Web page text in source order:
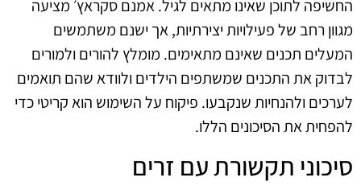
החשיפה לתוכן שאינו מתאים לגיל. אמנם סקראץ׳ מציעה
מגוון רחב של פעילויות יצירתיות, אך ישנם משתמשים
המעלים תכנים שאינם מתאימים. מומלץ להורים ולמורים
לבדוק את התכנים שמשתפים הילדים ולוודא שהם תואמים
לערכים ולהנחיות שנקבעו. פיקוח על השימוש הוא קריטי כדי
להפחית את הסיכונים הללו.
סיכוני תקשורת עם זרים